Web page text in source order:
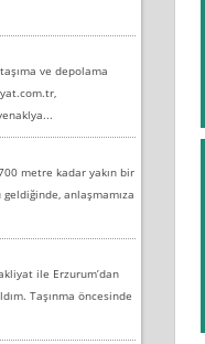
ve depolama
metre kadar yakın bir
anlaşmamıza
ile Erzurum’dan
Taşınma öncesinde